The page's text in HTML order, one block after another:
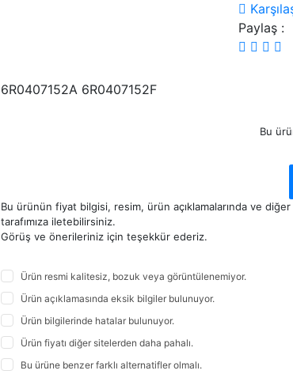
Paylaş :
6R0407152A 6R0407152F
Bu
Bu ürünün fiyat bilgisi, resim, ürün açıklamalarında ve
tarafımıza iletebilirsiniz.
Görüş ve önerileriniz için teşekkür ederiz.
Ürün resmi kalitesiz, bozuk veya görüntülenemiyor.
Ürün açıklamasında eksik bilgiler bulunuyor.
Ürün bilgilerinde hatalar bulunuyor.
Ürün fiyatı diğer sitelerden daha pahalı.
Bu ürüne benzer farklı alternatifler olmalı.